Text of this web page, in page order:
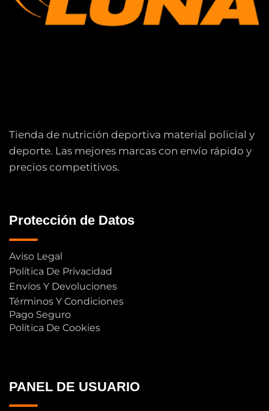
Tienda de nutrición deportiva material policial y
deporte. Las mejores marcas con envío rápido y
precios competitivos.
Protección de Datos
Aviso Legal
Política De Privacidad
Envíos Y Devoluciones
Términos Y Condiciones
Pago Seguro
Política De Cookies
PANEL DE USUARIO